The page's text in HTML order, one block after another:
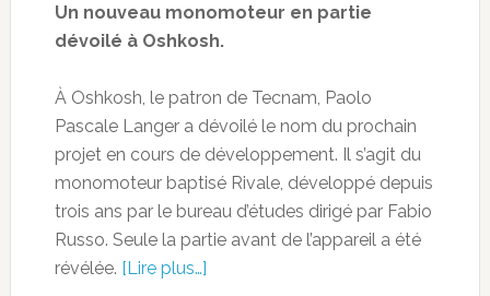
Un nouveau monomoteur en partie
dévoilé à Oshkosh.
À Oshkosh, le patron de Tecnam, Paolo
Pascale Langer a dévoilé le nom du prochain
projet en cours de développement. Il s’agit du
monomoteur baptisé Rivale, développé depuis
trois ans par le bureau d’études dirigé par Fabio
Russo. Seule la partie avant de l’appareil a été
révélée. [Lire plus…]